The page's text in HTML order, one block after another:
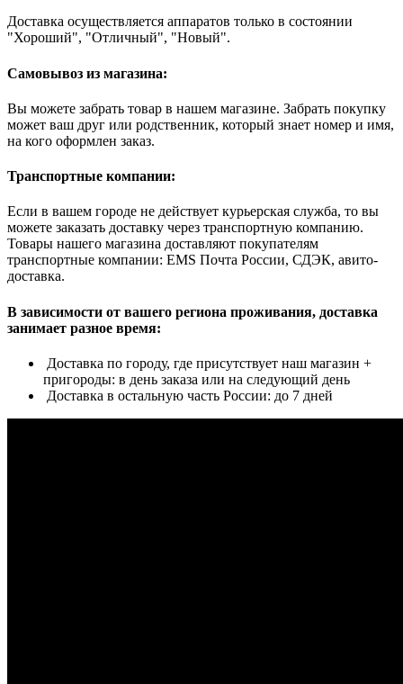
Доставка осуществляется аппаратов только в состоянии
"Хороший", "Отличный", "Новый".
Самовывоз из магазина:
Вы можете забрать товар в нашем магазине. Забрать покупку
может ваш друг или родственник, который знает номер и имя,
на кого оформлен заказ.
Транспортные компании:
Если в вашем городе не действует курьерская служба, то вы
можете заказать доставку через транспортную компанию.
Товары нашего магазина доставляют покупателям
транспортные компании: EMS Почта России, СДЭК, авито-
доставка.
В зависимости от вашего региона проживания, доставка
занимает разное время:
Доставка по городу, где присутствует наш магазин +
пригороды: в день заказа или на следующий день
Доставка в остальную часть России: до 7 дней